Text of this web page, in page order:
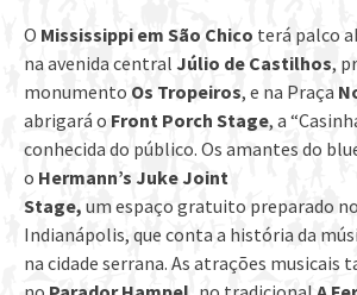
O Mississippi em São Chico terá palco
na avenida central Júlio de Castilhos,
monumento Os Tropeiros, e na Praça
abrigará o Front Porch Stage, a
conhecida do público. Os amantes do
o Hermann’s Juke Joint
Stage, um espaço gratuito preparado
Indianápolis, que conta a história da
na cidade serrana. As atrações musicais